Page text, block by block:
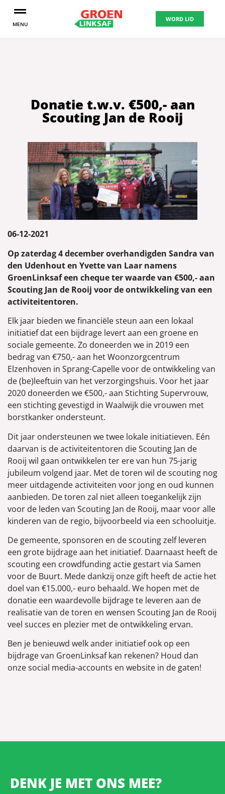
MENU
WORD LID
Donatie t.w.v. €500,- aan
Scouting Jan de Rooij
06-12-2021
Op zaterdag 4 december overhandigden Sandra van
den Udenhout en Yvette van Laar namens
GroenLinksaf een cheque ter waarde van €500,- aan
Scouting Jan de Rooij voor de ontwikkeling van een
activiteitentoren.
Elk jaar bieden we financiële steun aan een lokaal
initiatief dat een bijdrage levert aan een groene en
sociale gemeente. Zo doneerden we in 2019 een
bedrag van €750,- aan het Woonzorgcentrum
Elzenhoven in Sprang-Capelle voor de ontwikkeling van
de (be)leeftuin van het verzorgingshuis. Voor het jaar
2020 doneerden we €500,- aan Stichting Supervrouw,
een stichting gevestigd in Waalwijk die vrouwen met
borstkanker ondersteunt.
Dit jaar ondersteunen we twee lokale initiatieven. Eén
daarvan is de activiteitentoren die Scouting Jan de
Rooij wil gaan ontwikkelen ter ere van hun 75-jarig
jubileum volgend jaar. Met de toren wil de scouting nog
meer uitdagende activiteiten voor jong en oud kunnen
aanbieden. De toren zal niet alleen toegankelijk zijn
voor de leden van Scouting Jan de Rooij, maar voor alle
kinderen van de regio, bijvoorbeeld via een schooluitje.
De gemeente, sponsoren en de scouting zelf leveren
een grote bijdrage aan het initiatief. Daarnaast heeft de
scouting een crowdfunding actie gestart via Samen
voor de Buurt. Mede dankzij onze gift heeft de actie het
doel van €15.000,- euro behaald. We hopen met de
donatie een waardevolle bijdrage te leveren aan de
realisatie van de toren en wensen Scouting Jan de Rooij
veel succes en plezier met de ontwikkeling ervan.
Ben je benieuwd welk ander initiatief ook op een
bijdrage van GroenLinksaf kan rekenen? Houd dan
onze social media-accounts en website in de gaten!
DENK JE MET ONS MEE?